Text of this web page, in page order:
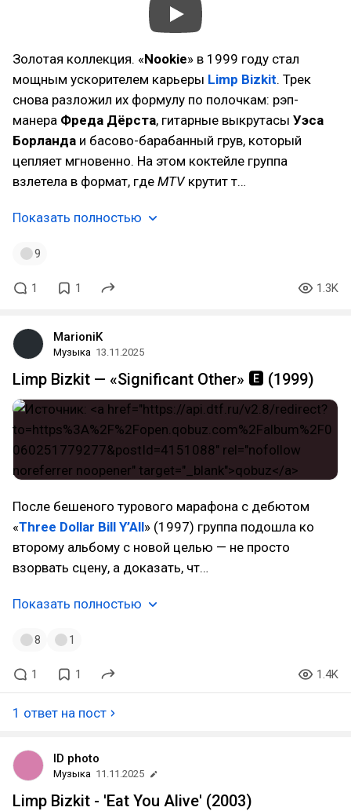
Золотая коллекция. «Nookie» в 1999 году стал
мощным ускорителем карьеры Limp Bizkit. Трек
снова разложил их формулу по полочкам: рэп-
манера Фреда Дёрста, гитарные выкрутасы Уэса
Борланда и басово-барабанный грув, который
цепляет мгновенно. На этом коктейле группа
взлетела в формат, где MTVкрутит т…
Показать полностью
9
1 1 1.3K
MarioniK
Музыка 13.11.2025
Limp Bizkit — «Significant Other» 🅴 (1999)
После бешеного турового марафона с дебютом
«Three Dollar Bill Y’All» (1997) группа подошла ко
второму альбому с новой целью — не просто
взорвать сцену, а доказать, чт…
Показать полностью
8 1
1 1 1.4K
1 ответ на пост
ID photo
Музыка 11.11.2025
Limp Bizkit - 'Eat You Alive' (2003)